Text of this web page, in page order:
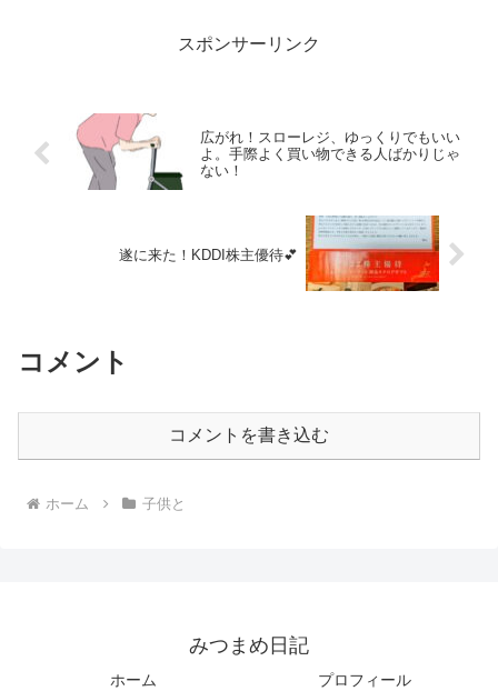
スポンサーリンク
広がれ！スローレジ、ゆっくりでもいい
よ。手際よく買い物できる人ばかりじゃ
ない！
遂に来た！KDDI株主優待💕
コメント
コメントを書き込む
ホーム 子供と
みつまめ日記
ホーム
プロフィール